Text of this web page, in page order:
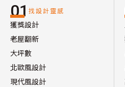
01 找設計靈感
獲獎設計
老屋翻新
大坪數
北歐風設計
現代風設計